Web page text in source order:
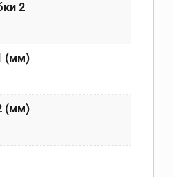
2
(мм)
(мм)